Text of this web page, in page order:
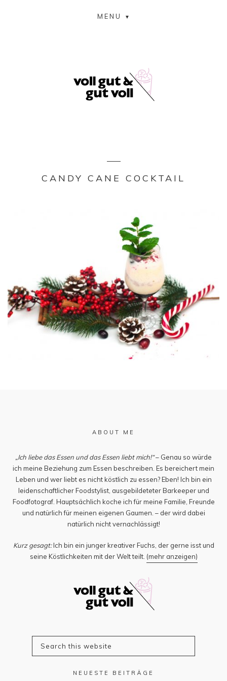
MENU
CANDY CANE COCKTAIL
ABOUT ME
„Ich liebe das Essen und das Essen liebt mich!“– Genau so würde
ich meine Beziehung zum Essen beschreiben. Es bereichert mein
Leben und wer liebt es nicht köstlich zu essen? Eben! Ich bin ein
leidenschaftlicher Foodstylist, ausgebildeteter Barkeeper und
Foodfotograf. Hauptsächlich koche ich für meine Familie, Freunde
und natürlich für meinen eigenen Gaumen. – der wird dabei
natürlich nicht vernachlässigt!
Kurz gesagt:Ich bin ein junger kreativer Fuchs, der gerne isst und
seine Köstlichkeiten mit der Welt teilt. (mehr anzeigen)
NEUESTE BEITRÄGE